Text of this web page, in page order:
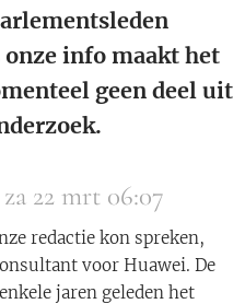
info maakt het
geen deel uit
za 22 mrt 06:07
redactie kon spreken,
voor Huawei. De
jaren geleden het